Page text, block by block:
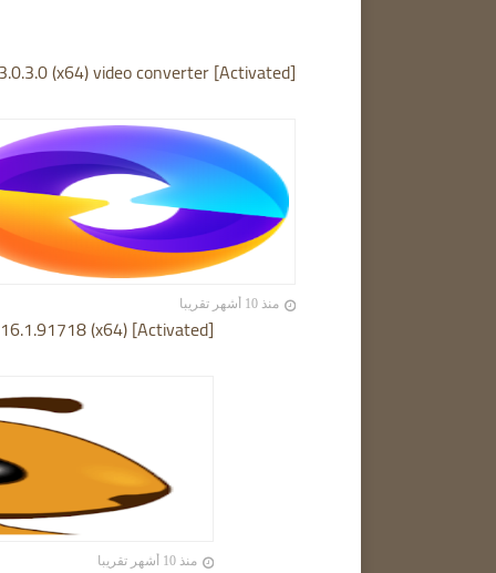
(x64) video converter [Activated]
منذ 10 أشهر تقريبا
(x64) [Activated]
منذ 10 أشهر تقريبا